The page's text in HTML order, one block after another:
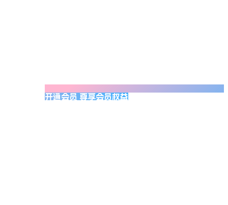
开通会员 尊享会员权益